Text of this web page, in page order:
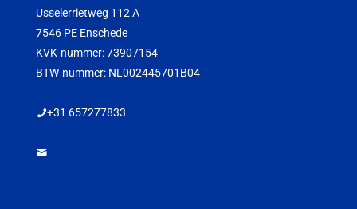
Usselerrietweg 112 A
7546 PE Enschede
KVK-nummer: 73907154
BTW-nummer: NL002445701B04
+31 657277833